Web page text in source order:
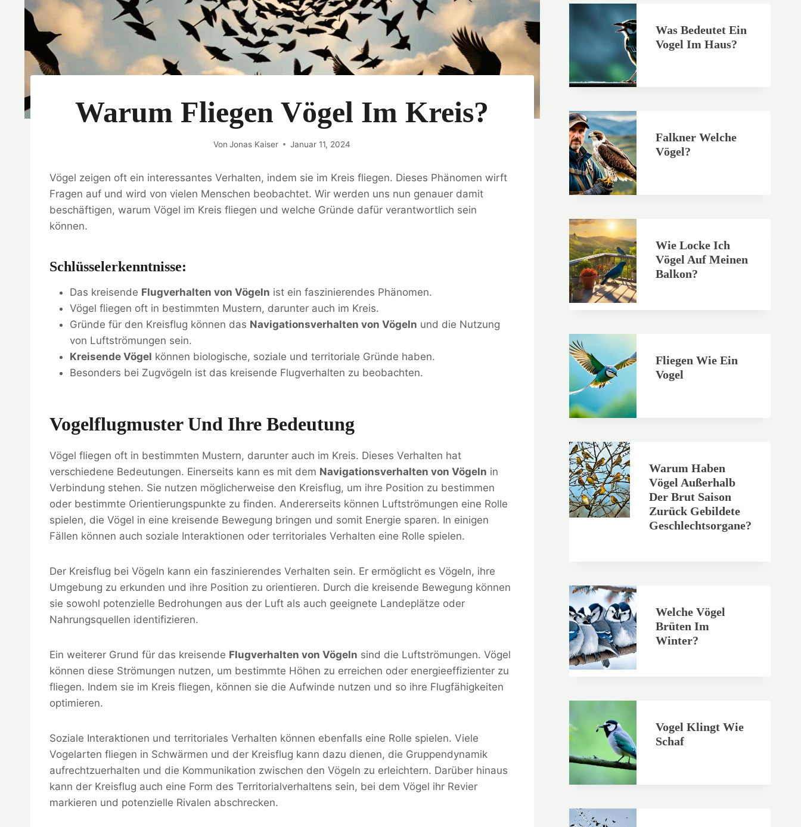
Warum Fliegen Vögel Im Kreis?
Von Jonas Kaiser Januar 11, 2024
Vögel zeigen oft ein interessantes Verhalten, indem sie im Kreis fliegen. Dieses Phänomen wirft
Fragen auf und wird von vielen Menschen beobachtet. Wir werden uns nun genauer damit
beschäftigen, warum Vögel im Kreis fliegen und welche Gründe dafür verantwortlich sein
können.
Schlüsselerkenntnisse:
Das kreisende Flugverhalten von Vögeln ist ein faszinierendes Phänomen.
Vögel fliegen oft in bestimmten Mustern, darunter auch im Kreis.
Gründe für den Kreisflug können das Navigationsverhalten von Vögeln und die Nutzung
von Luftströmungen sein.
Kreisende Vögel können biologische, soziale und territoriale Gründe haben.
Besonders bei Zugvögeln ist das kreisende Flugverhalten zu beobachten.
Vogelflugmuster Und Ihre Bedeutung
Vögel fliegen oft in bestimmten Mustern, darunter auch im Kreis. Dieses Verhalten hat
verschiedene Bedeutungen. Einerseits kann es mit dem Navigationsverhalten von Vögeln in
Verbindung stehen. Sie nutzen möglicherweise den Kreisflug, um ihre Position zu bestimmen
oder bestimmte Orientierungspunkte zu finden. Andererseits können Luftströmungen eine Rolle
spielen, die Vögel in eine kreisende Bewegung bringen und somit Energie sparen. In einigen
Fällen können auch soziale Interaktionen oder territoriales Verhalten eine Rolle spielen.
Der Kreisflug bei Vögeln kann ein faszinierendes Verhalten sein. Er ermöglicht es Vögeln, ihre
Umgebung zu erkunden und ihre Position zu orientieren. Durch die kreisende Bewegung können
sie sowohl potenzielle Bedrohungen aus der Luft als auch geeignete Landeplätze oder
Nahrungsquellen identifizieren.
Ein weiterer Grund für das kreisende Flugverhalten von Vögeln sind die Luftströmungen. Vögel
können diese Strömungen nutzen, um bestimmte Höhen zu erreichen oder energieeffizienter zu
fliegen. Indem sie im Kreis fliegen, können sie die Aufwinde nutzen und so ihre Flugfähigkeiten
optimieren.
Soziale Interaktionen und territoriales Verhalten können ebenfalls eine Rolle spielen. Viele
Vogelarten fliegen in Schwärmen und der Kreisflug kann dazu dienen, die Gruppendynamik
aufrechtzuerhalten und die Kommunikation zwischen den Vögeln zu erleichtern. Darüber hinaus
kann der Kreisflug auch eine Form des Territorialverhaltens sein, bei dem Vögel ihr Revier
markieren und potenzielle Rivalen abschrecken.
Was Bedeutet Ein
Vogel Im Haus?
Falkner Welche
Vögel?
Wie Locke Ich
Vögel Auf Meinen
Balkon?
Fliegen Wie Ein
Vogel
Warum Haben
Vögel Außerhalb
Der Brut Saison
Zurück Gebildete
Geschlechtsorgane?
Welche Vögel
Brüten Im
Winter?
Vogel Klingt Wie
Schaf